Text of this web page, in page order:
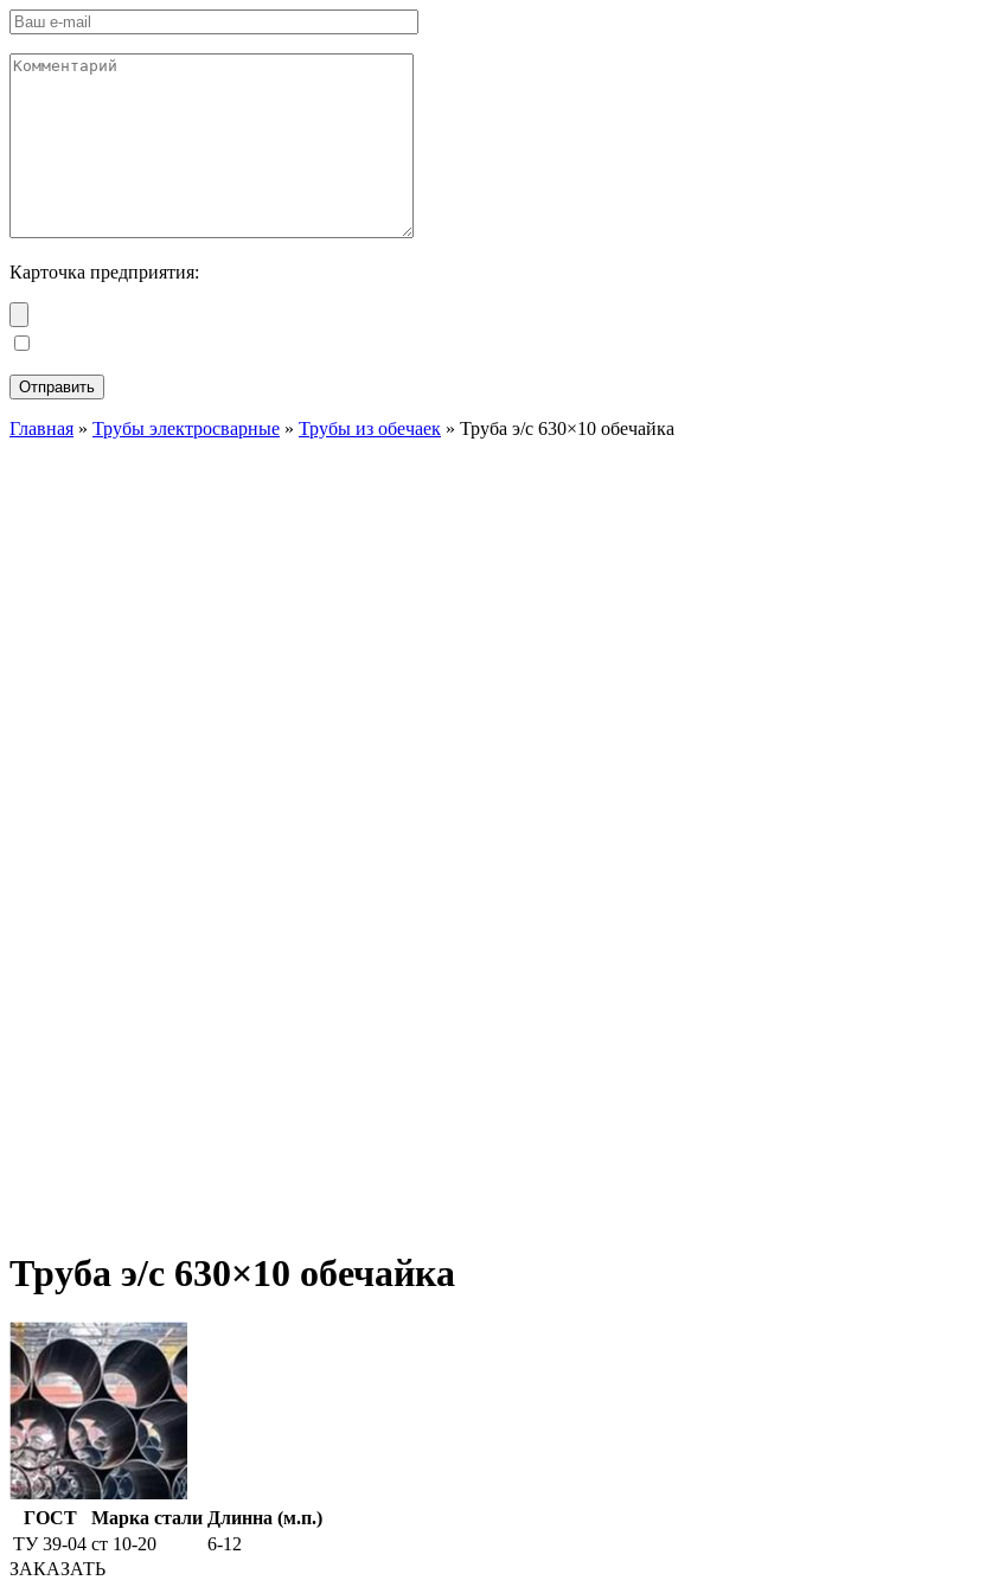
Карточка предприятия:
Главная » Трубы электросварные » Трубы из обечаек » Труба э/c 630×10 обечайка
Труба э/c 630×10 обечайка
ГОСТ Марка стали Длинна (м.п.)
ТУ 39-04 ст 10-20
6-12
ЗАКАЗАТЬ